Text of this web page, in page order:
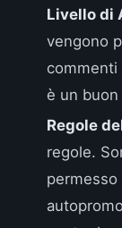
Livello di
vengono
commenti
è un
Regole
regole.